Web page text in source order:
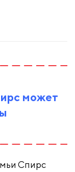
может
Спирс